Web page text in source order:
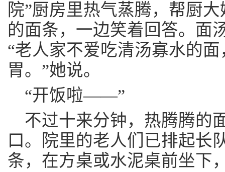
院”厨房里热气蒸腾，帮厨
的面条，一边笑着回答。面
“老人家不爱吃清汤寡水的
胃。”她说。
“开饭啦——”
不过十来分钟，热腾腾的
口。院里的老人们已排起长
条，在方桌或水泥桌前坐下